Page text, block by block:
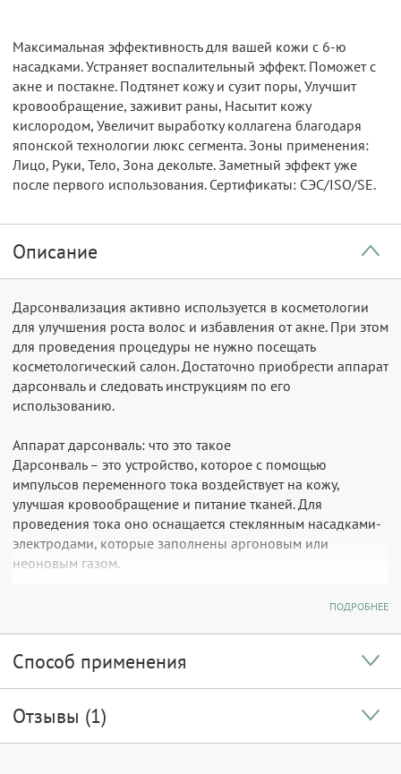
Максимальная эффективность для вашей кожи с 6-ю
насадками. Устраняет воспалительный эффект. Поможет с
акне и постакне. Подтянет кожу и сузит поры, Улучшит
кровообращение, заживит раны, Насытит кожу
кислородом, Увеличит выработку коллагена благодаря
японской технологии люкс сегмента. Зоны применения:
Лицо, Руки, Тело, Зона декольте. Заметный эффект уже
после первого использования. Сертификаты: СЭС/ISO/SE.
Описание
Дарсонвализация активно используется в косметологии
для улучшения роста волос и избавления от акне. При этом
для проведения процедуры не нужно посещать
косметологический салон. Достаточно приобрести аппарат
дарсонваль и следовать инструкциям по его
использованию.
Аппарат дарсонваль: что это такое
Дарсонваль – это устройство, которое с помощью
импульсов переменного тока воздействует на кожу,
улучшая кровообращение и питание тканей. Для
проведения тока оно оснащается стеклянным насадками-
электродами, которые заполнены аргоновым или
неоновым газом.
Аппарат воздействует на кожу следующим образом:
обогащает кислородом;
ПОДРОБНЕЕ
Способ применения
Отзывы (1)